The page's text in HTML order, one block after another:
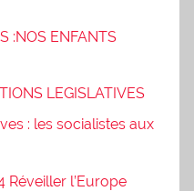
:NOS ENFANTS
LEGISLATIVES
: les socialistes aux
Réveiller l’Europe